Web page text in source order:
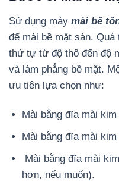
Sử dụng máy mài bê
để mài bề mặt sàn.
thứ tự từ độ thô đến độ
và làm phẳng bề mặt.
ưu tiên lựa chọn như:
Mài bằng đĩa mài
Mài bằng đĩa mài
Mài bằng đĩa mài
hơn, nếu muốn).